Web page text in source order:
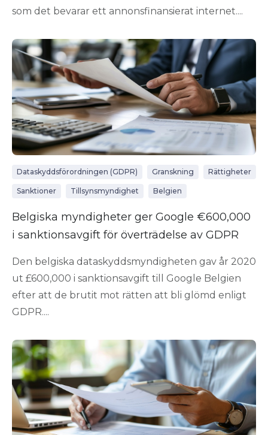
som det bevarar ett annonsfinansierat internet....
Dataskyddsförordningen (GDPR) Granskning Rättigheter
Sanktioner Tillsynsmyndighet Belgien
Belgiska myndigheter ger Google €600,000
i sanktionsavgift för överträdelse av GDPR
Den belgiska dataskyddsmyndigheten gav år 2020
ut £600,000 i sanktionsavgift till Google Belgien
efter att de brutit mot rätten att bli glömd enligt
GDPR....